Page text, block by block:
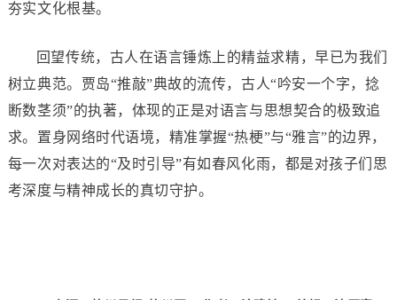
夯实文化根基。
回望传统，古人在语言锤炼上的精益求精，早已为我们
树立典范。贾岛“推敲”典故的流传，古人“吟安一个字，捻
断数茎须”的执著，体现的正是对语言与思想契合的极致追
求。置身网络时代语境，精准掌握“热梗”与“雅言”的边界，
每一次对表达的“及时引导”有如春风化雨，都是对孩子们思
考深度与精神成长的真切守护。